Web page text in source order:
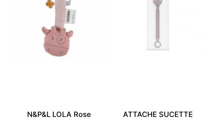
N&P&L LOLA Rose ATTACHE SUCETTE